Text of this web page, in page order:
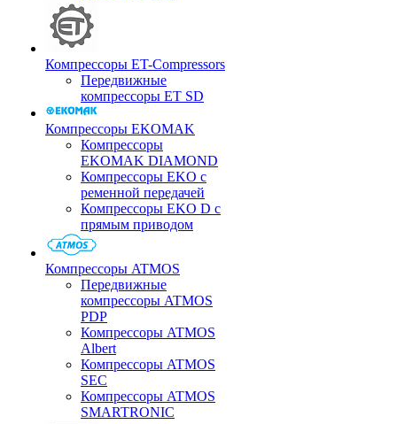
Компрессоры ET-Compressors
Передвижные
компрессоры ET SD
Компрессоры EKOMAK
Компрессоры
EKOMAK DIAMOND
Компрессоры EKO c
ременной передачей
Компрессоры EKO D с
прямым приводом
Компрессоры ATMOS
Передвижные
компрессоры ATMOS
PDP
Компрессоры ATMOS
Albert
Компрессоры ATMOS
SEC
Компрессоры ATMOS
SMARTRONIC